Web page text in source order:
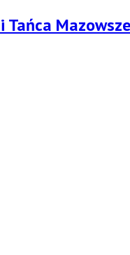
Tańca